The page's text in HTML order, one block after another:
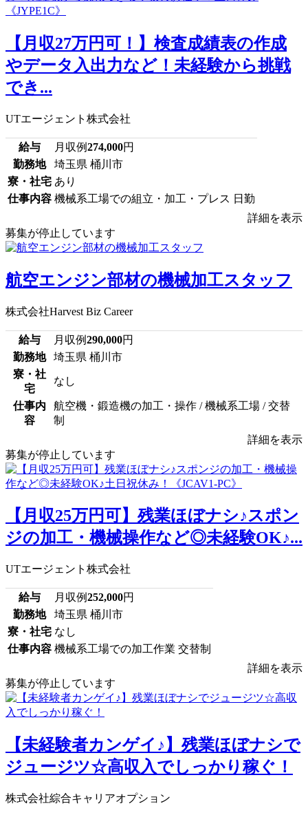
【月収27万円可！】検査成績表の作成
やデータ入出力など！未経験から挑戦
でき...
UTエージェント株式会社
給与 月収例274,000円
勤務地
埼玉県 桶川市
寮・社宅 あり
仕事内容 機械系工場での組立・加工・プレス 日勤
詳細を表示
募集が停止しています
航空エンジン部材の機械加工スタッフ
株式会社Harvest Biz Career
給与 月収例290,000円
勤務地
埼玉県 桶川市
寮・社
宅
なし
仕事内
容
航空機・鍛造機の加工・操作 / 機械系工場 / 交替
制
詳細を表示
募集が停止しています
【月収25万円可】残業ほぼナシ♪スポン
ジの加工・機械操作など◎未経験OK♪...
UTエージェント株式会社
給与 月収例252,000円
勤務地
埼玉県 桶川市
寮・社宅 なし
仕事内容 機械系工場での加工作業 交替制
詳細を表示
募集が停止しています
【未経験者カンゲイ♪】残業ほぼナシで
ジュージツ☆高収入でしっかり稼ぐ！
株式会社綜合キャリアオプション